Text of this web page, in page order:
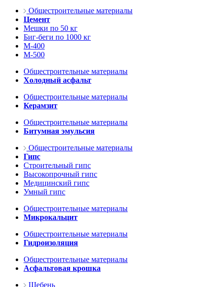
Общестроительные материалы
Цемент
Мешки по 50 кг
Биг-беги по 1000 кг
М-400
М-500
Общестроительные материалы
Холодный асфальт
Общестроительные материалы
Керамзит
Общестроительные материалы
Битумная эмульсия
Общестроительные материалы
Гипс
Строительный гипс
Высокопрочный гипс
Медицинский гипс
Умный гипс
Общестроительные материалы
Микрокальцит
Общестроительные материалы
Гидроизоляция
Общестроительные материалы
Асфальтовая крошка
Щебень